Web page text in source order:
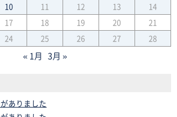
10 11 12 13
14
17 18 19 20
21
24 25 26 27 28
« 1月 3月 »
ありました